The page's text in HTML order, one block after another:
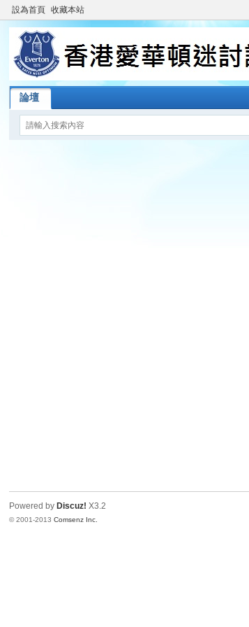
設為首頁 收藏本站
論壇
Powered by Discuz! X3.2
© 2001-2013Comsenz Inc.